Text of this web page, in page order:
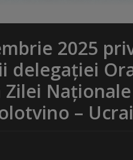
2025
delegației
–